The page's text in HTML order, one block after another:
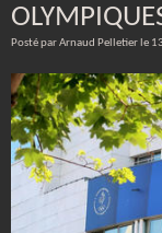
Posté par Arnaud Pelletier le